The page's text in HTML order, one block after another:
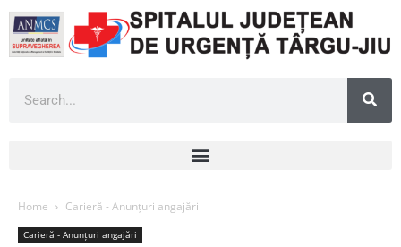
Home Carieră - Anunțuri angajări
Carieră - Anunțuri angajări